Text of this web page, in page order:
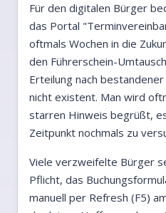
Für den digitalen Bürger
das Portal
oftmals Wochen in die
den Führerschein-
Erteilung nach
nicht existent. Man wird
starren Hinweis begrüßt,
Zeitpunkt nochmals zu
Viele verzweifelte Bürger
Pflicht, das
manuell per Refresh (F5)